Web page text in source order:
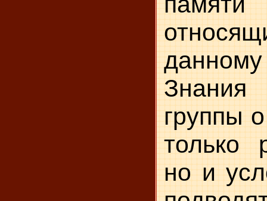
группы
только
но и